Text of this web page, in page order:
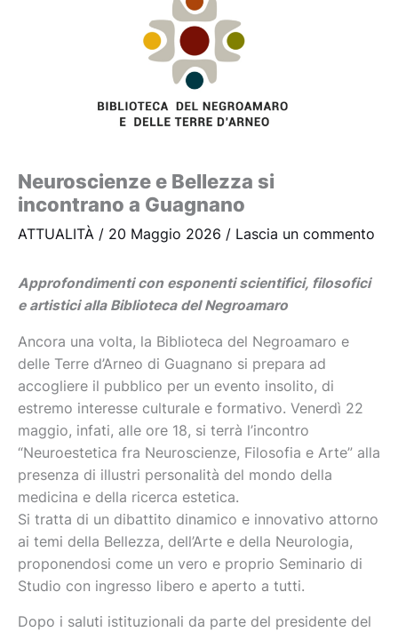
Neuroscienze e Bellezza si
incontrano a Guagnano
ATTUALITÀ / 20 Maggio 2026 / Lascia un commento
Approfondimenti con esponenti scientifici, filosofici
e artistici alla Biblioteca del Negroamaro
Ancora una volta, la Biblioteca del Negroamaro e
delle Terre d’Arneo di Guagnano si prepara ad
accogliere il pubblico per un evento insolito, di
estremo interesse culturale e formativo. Venerdì 22
maggio, infati, alle ore 18, si terrà l’incontro
“Neuroestetica fra Neuroscienze, Filosofia e Arte” alla
presenza di illustri personalità del mondo della
medicina e della ricerca estetica.
Si tratta di un dibattito dinamico e innovativo attorno
ai temi della Bellezza, dell’Arte e della Neurologia,
proponendosi come un vero e proprio Seminario di
Studio con ingresso libero e aperto a tutti.
Dopo i saluti istituzionali da parte del presidente del